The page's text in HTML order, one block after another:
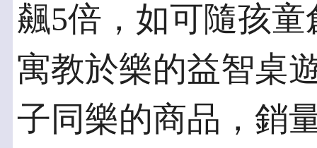
飆5倍，如可隨孩
寓教於樂的益智桌
子同樂的商品，銷